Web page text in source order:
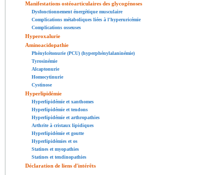
Manifestations ostéoarticulaires des glycogénoses
Dysfonctionnement énergétique musculaire
Complications métaboliques liées à l'hyperuricémie
Complications osseuses
Hyperoxalurie
Aminoacidopathie
Phénylcétonurie (PCU) (hyperphénylalaninémie)
Tyrosinémie
Alcaptonurie
Homocytinurie
Cystinose
Hyperlipidémie
Hyperlipidémie et xanthomes
Hyperlipidémie et tendons
Hyperlipidémie et arthropathies
Arthrite à cristaux lipidiques
Hyperlipidémie et goutte
Hyperlipidémies et os
Statines et myopathies
Statines et tendinopathies
Déclaration de liens d'intérêts